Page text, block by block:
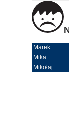
Marek
Mika
Mikołaj